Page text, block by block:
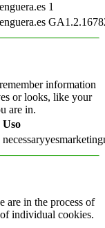
1
information
or looks, like your
are in.
Uso
are in the process of
individual cookies.